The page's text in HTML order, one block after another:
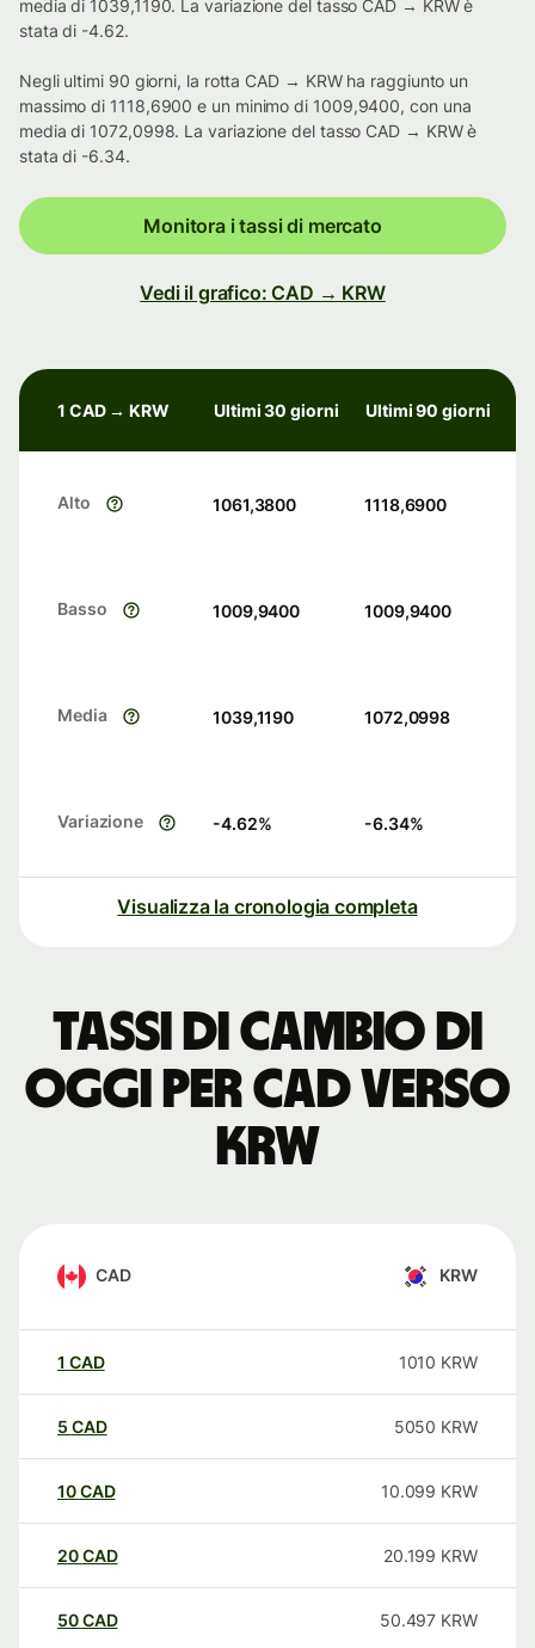
media di 1039,1190. La variazione del tasso CAD → KRW è
stata di -4.62.
Negli ultimi 90 giorni, la rotta CAD → KRW ha raggiunto un
massimo di 1118,6900 e un minimo di 1009,9400, con una
media di 1072,0998. La variazione del tasso CAD → KRW è
stata di -6.34.
Monitora i tassi di mercato
Vedi il grafico: CAD → KRW
1 CAD → KRW Ultimi 30 giorni Ultimi 90 giorni
Alto 1061,3800 1118,6900
Basso 1009,9400 1009,9400
Media 1039,1190 1072,0998
Variazione -4.62% -6.34%
Visualizza la cronologia completa
Tassi di cambio di
oggi per CAD verso
KRW
CAD KRW
1 CAD 1010 KRW
5 CAD 5050 KRW
10CAD 10.099 KRW
20CAD 20.199 KRW
50CAD 50.497 KRW